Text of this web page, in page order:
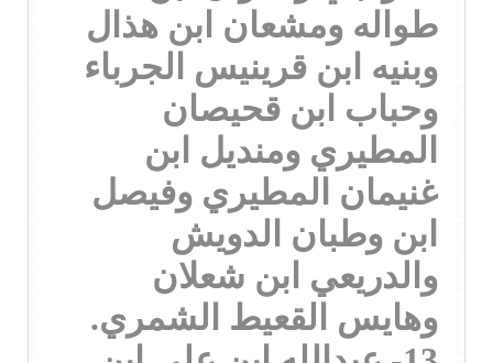
طواله ومشعان ابن هذال
وبنيه ابن قرينيس الجرباء
وحباب ابن قحيصان
المطيري ومنديل ابن
غنيمان المطيري وفيصل
ابن وطبان الدويش
والدريعي ابن شعلان
وهايس القعيط الشمري.